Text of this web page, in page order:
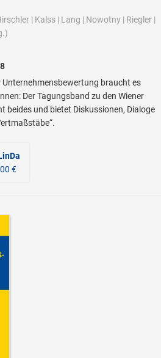
| Kalss | Lang | Nowotny | Riegler |
Unternehmensbewertung braucht es
Der Tagungsband zu den Wiener
beides und bietet Diskussionen, Dialoge
€